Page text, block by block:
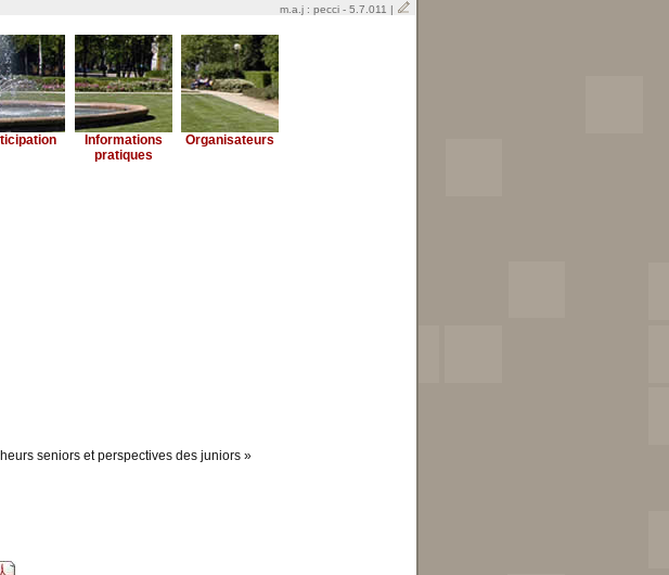
m.a.j : pecci - 5.7.011 |
Informations
pratiques
Organisateurs
seniors et perspectives des juniors »